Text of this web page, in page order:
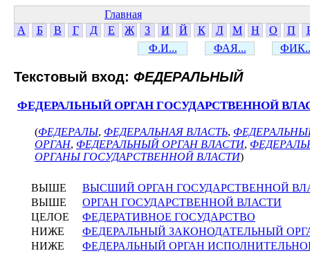
Главная
А
Б В Г Д Е Ж З И Й К Л М Н О П
Ф.И...
ФАЯ...
Текстовый вход: ФЕДЕРАЛЬНЫЙ
ФЕДЕРАЛЬНЫЙ ОРГАН ГОСУДАРСТВЕННОЙ
(ФЕДЕРАЛЫ, ФЕДЕРАЛЬНАЯ ВЛАСТЬ,
ОРГАН, ФЕДЕРАЛЬНЫЙ ОРГАН ВЛАСТИ,
ОРГАНЫ ГОСУДАРСТВЕННОЙ ВЛАСТИ)
ВЫШЕ
ВЫСШИЙ ОРГАН ГОСУДАРСТВЕННОЙ
ВЫШЕ
ОРГАН ГОСУДАРСТВЕННОЙ ВЛАСТИ
ЦЕЛОЕ
ФЕДЕРАТИВНОЕ ГОСУДАРСТВО
НИЖЕ
ФЕДЕРАЛЬНЫЙ ЗАКОНОДАТЕЛЬНЫЙ
НИЖЕ
ФЕДЕРАЛЬНЫЙ ОРГАН